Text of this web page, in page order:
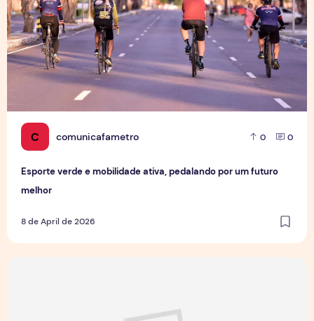
C comunicafametro 0 0
Esporte verde e mobilidade ativa, pedalando por um futuro
melhor
8 de April de 2026